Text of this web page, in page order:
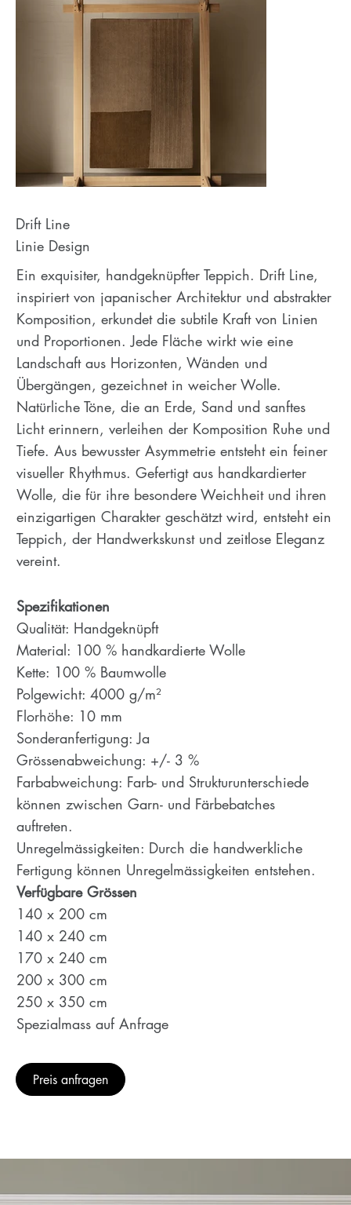
Drift Line
Linie Design
Ein exquisiter, handgeknüpfter Teppich. Drift Line,
inspiriert von japanischer Architektur und abstrakter
Komposition, erkundet die subtile Kraft von Linien
und Proportionen. Jede Fläche wirkt wie eine
Landschaft aus Horizonten, Wänden und
Übergängen, gezeichnet in weicher Wolle.
Natürliche Töne, die an Erde, Sand und sanftes
Licht erinnern, verleihen der Komposition Ruhe und
Tiefe. Aus bewusster Asymmetrie entsteht ein feiner
visueller Rhythmus. Gefertigt aus handkardierter
Wolle, die für ihre besondere Weichheit und ihren
einzigartigen Charakter geschätzt wird, entsteht ein
Teppich, der Handwerkskunst und zeitlose Eleganz
vereint.
Spezifikationen
Qualität: Handgeknüpft
Material: 100 % handkardierte Wolle
Kette: 100 % Baumwolle
Polgewicht: 4000 g/m²
Florhöhe: 10 mm
Sonderanfertigung: Ja
Grössenabweichung: +/- 3 %
Farbabweichung: Farb- und Strukturunterschiede
können zwischen Garn- und Färbebatches
auftreten.
Unregelmässigkeiten: Durch die handwerkliche
Fertigung können Unregelmässigkeiten entstehen.
Verfügbare Grössen
140 x 200 cm
140 x 240 cm
170 x 240 cm
200 x 300 cm
250 x 350 cm
Spezialmass auf Anfrage
Preis anfragen